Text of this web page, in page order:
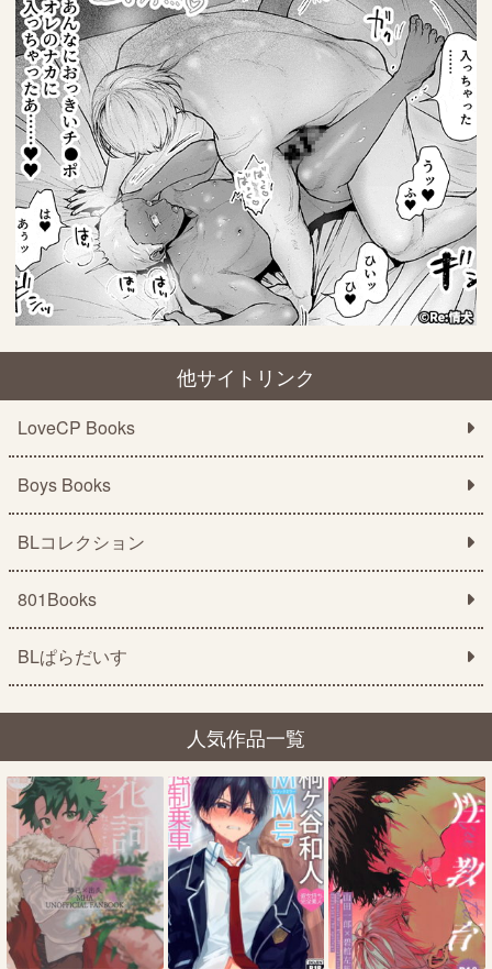
他サイトリンク
LoveCP Books
Boys Books
BLコレクション
801Books
BLぱらだいす
人気作品一覧